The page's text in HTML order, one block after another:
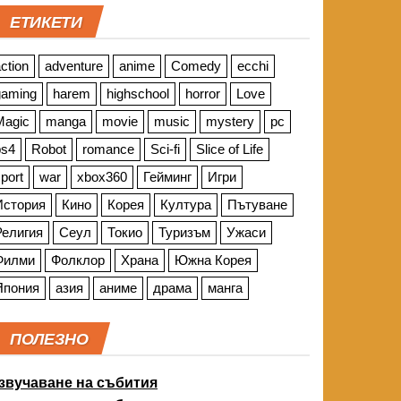
ЕТИКЕТИ
adventure anime Comedy
ecchi
harem highschool horror
Love
manga movie music mystery
pc
Robot romance Sci-fi
Slice of Life
war xbox360 Гейминг
Игри
Кино Корея Култура
Пътуване
Сеул Токио Туризъм
Ужаси
Фолклор Храна
Южна Корея
азия аниме драма манга
ПОЛЕЗНО
на събития